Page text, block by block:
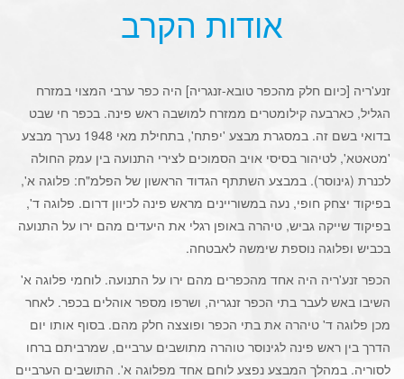
אודות הקרב
זנע'ריה [כיום חלק מהכפר טובא-זנגריה] היה כפר ערבי המצוי במזרח
הגליל, כארבעה קילומטרים ממזרח למושבה ראש פינה. בכפר חי שבט
בדואי בשם זה. במסגרת מבצע 'יפתח', בתחילת מאי 1948 נערך מבצע
'מטאטא', לטיהור בסיסי אויב הסמוכים לצירי התנועה בין עמק החולה
לכנרת (גינוסר). במבצע השתתף הגדוד הראשון של הפלמ"ח: פלוגה א',
בפיקוד יצחק חופי, נעה במשוריינים מראש פינה לכיוון דרום. פלוגה ד',
בפיקוד שייקה גביש, טיהרה באופן רגלי את היעדים מהם ירו על התנועה
בכביש ופלוגה נוספת שימשה לאבטחה.
הכפר זנע'ריה היה אחד מהכפרים מהם ירו על התנועה. לוחמי פלוגה א'
השיבו באש לעבר בתי הכפר זנגריה, ושרפו מספר אוהלים בכפר. לאחר
מכן פלוגה ד' טיהרה את בתי הכפר ופוצצה חלק מהם. בסוף אותו יום
הדרך בין ראש פינה לגינוסר טוהרה מתושבים ערביים, שמרביתם ברחו
לסוריה. במהלך המבצע נפצע לוחם אחד מפלוגה א'. התושבים הערביים